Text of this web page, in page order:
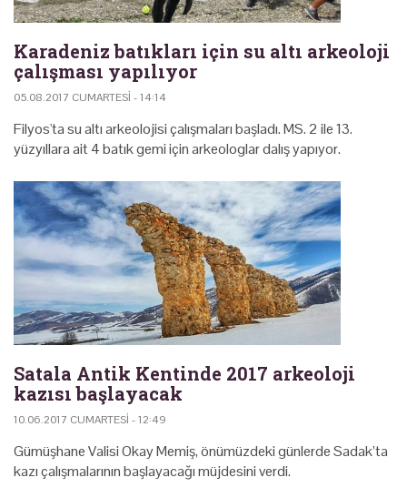
Karadeniz batıkları için su altı arkeoloji
çalışması yapılıyor
05.08.2017 CUMARTESI - 14:14
Filyos'ta su altı arkeolojisi çalışmaları başladı. MS. 2 ile 13.
yüzyıllara ait 4 batık gemi için arkeologlar dalış yapıyor.
Satala Antik Kentinde 2017 arkeoloji
kazısı başlayacak
10.06.2017 CUMARTESI - 12:49
Gümüşhane Valisi Okay Memiş, önümüzdeki günlerde Sadak’ta
kazı çalışmalarının başlayacağı müjdesini verdi.